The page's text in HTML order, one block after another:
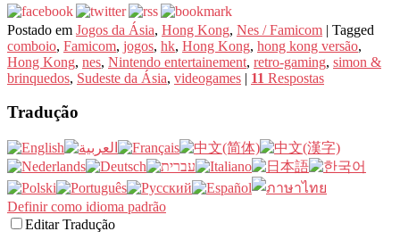
Postado em Jogos da Ásia, Hong Kong, Nes / Famicom | Tagged
comboio, Famicom, jogos, hk, Hong Kong, hong kong versão,
Hong Kong, nes, Nintendo entertainement, retro-gaming, simon &
brinquedos, Sudeste da Ásia, videogames | 11 Respostas
Tradução
Definir como idioma padrão
Editar Tradução